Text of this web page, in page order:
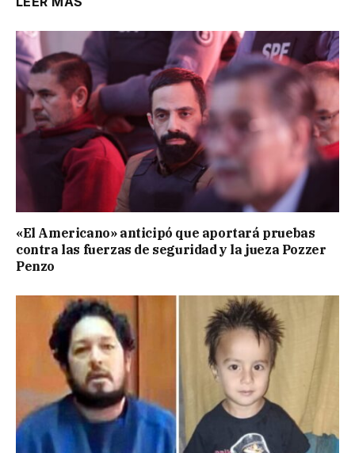
«El Americano» anticipó que aportará pruebas
contra las fuerzas de seguridad y la jueza Pozzer
Penzo